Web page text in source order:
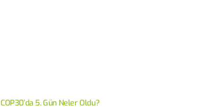
COP30’da 5. Gün Neler Oldu?